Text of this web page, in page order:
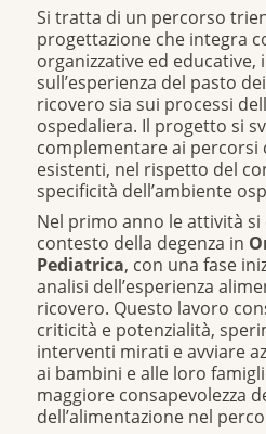
Si tratta di un percorso
progettazione che integra
organizzative ed educative,
sull’esperienza del pasto
ricovero sia sui processi
ospedaliera. Il progetto si
complementare ai percorsi
esistenti, nel rispetto del
specificità dell’ambiente
Nel primo anno le attività
contesto della degenza in
Pediatrica, con una fase
analisi dell’esperienza
ricovero. Questo lavoro
criticità e potenzialità,
interventi mirati e avviare
ai bambini e alle loro
maggiore consapevolezza
dell’alimentazione nel